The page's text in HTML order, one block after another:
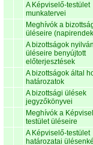
A Képviselő-testület
munkatervei
Meghívók a
üléseire
A bizottságok
üléseire benyújtott
előterjesztések
A bizottságok által
határozatok
A bizottsági ülések
jegyzőkönyvei
Meghívók a
testület üléseire
A Képviselő-testület
határozatai